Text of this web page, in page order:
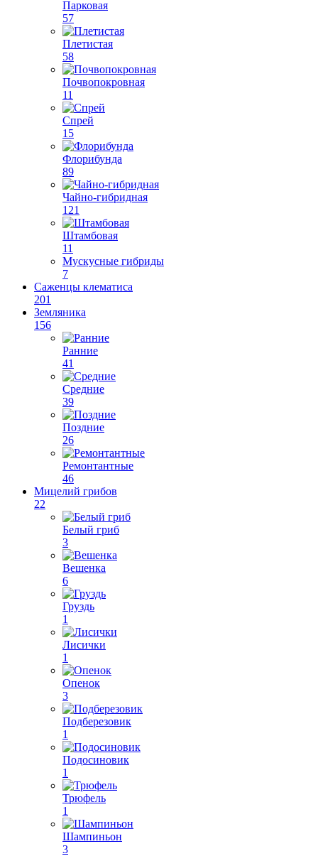
Парковая
57
Плетистая
58
Почвопокровная
11
Спрей
15
Флорибунда
89
Чайно-гибридная
121
Штамбовая
11
Мускусные гибриды
7
Саженцы клематиса
201
Земляника
156
Ранние
41
Средние
39
Поздние
26
Ремонтантные
46
Мицелий грибов
22
Белый гриб
3
Вешенка
6
Груздь
1
Лисички
1
Опенок
3
Подберезовик
1
Подосиновик
1
Трюфель
1
Шампиньон
3